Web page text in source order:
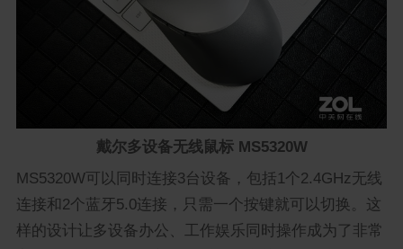
戴尔多设备无线鼠标 MS5320W
MS5320W可以同时连接3台设备，包括1个2.4GHz无线
连接和2个蓝牙5.0连接，只需一个按键就可以切换。这
样的设计让多设备办公、工作娱乐同时操作成为了非常